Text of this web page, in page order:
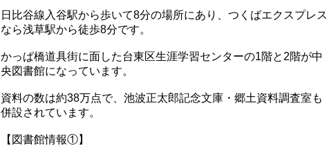
日比谷線入谷駅から歩いて8分の場所にあり、つくばエクスプレス
なら浅草駅から徒歩8分です。
かっぱ橋道具街に面した台東区生涯学習センターの1階と2階が中
央図書館になっています。
資料の数は約38万点で、池波正太郎記念文庫・郷土資料調査室も
併設されています。
【図書館情報①】